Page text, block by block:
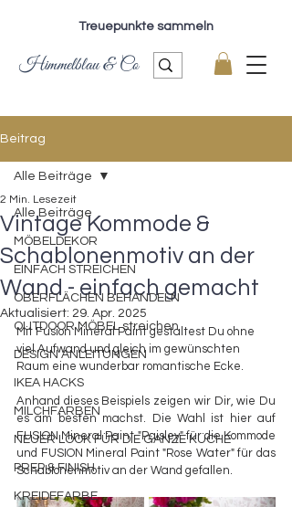
Treuepunkte sammeln
Himmelblau & Co
Beitrag
Alle Beiträge
MÖBELDEKOR
EINFACH STREICHEN
OBERFLÄCHEN BEHANDELN
OUTDOOR MÖBEL streichen
DESIGN ANLEITUNGEN
IKEA HACKS
MILCHFARBEN
NEUER LOOK FÜR DIE GANZE KÜCHE
PREP & FINISH
KREIDEFARBE
Alle Beiträge
Vintage Kommode &
Schablonenmotiv an der
Wand - einfach gemacht
2 Min. Lesezeit
Aktualisiert: 29. Apr. 2025
Mit Fusion Mineral Paint gestaltest Du ohne
viel Aufwand und gleich im gewünschten
Raum eine wunderbar romantische Ecke.
Anhand dieses Beispiels zeigen wir Dir, wie Du
es am besten machst. Die Wahl ist hier auf
FUSION Mineral Paint "Paisley" für die Kommode
und FUSION Mineral Paint "Rose Water" für das
Schablonenmotiv an der Wand gefallen.